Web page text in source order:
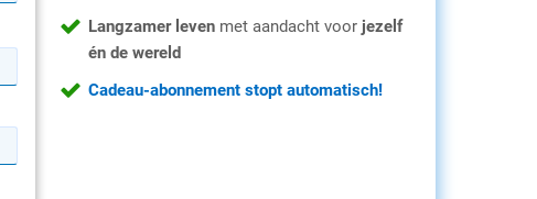
Langzamer leven met aandacht voor jezelf
én de wereld
Cadeau-abonnement stopt automatisch!